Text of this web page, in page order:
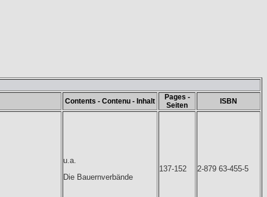
Contents - Contenu - Inhalt
Pages -
Seiten
ISBN
u.a.
Die Bauernverbände
137-152 2-879 63-455-5